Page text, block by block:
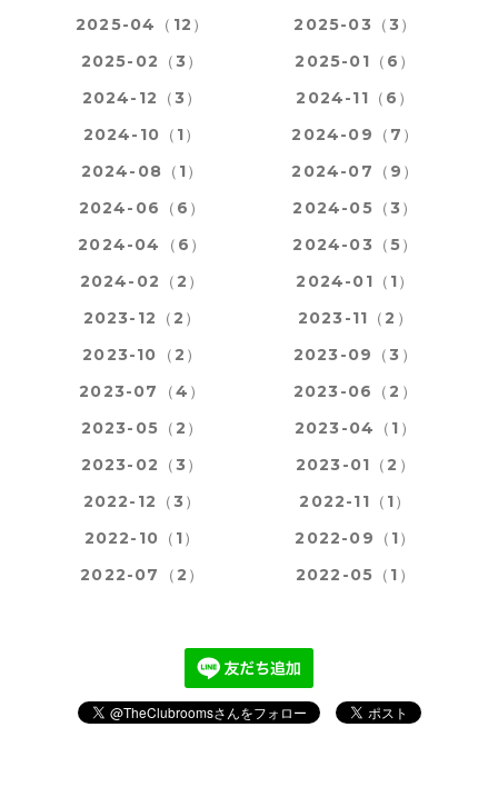
2025-04（12）
2025-03（3）
2025-02（3）
2025-01（6）
2024-12（3）
2024-11（6）
2024-10（1）
2024-09（7）
2024-08（1）
2024-07（9）
2024-06（6）
2024-05（3）
2024-04（6）
2024-03（5）
2024-02（2）
2024-01（1）
2023-12（2）
2023-11（2）
2023-10（2）
2023-09（3）
2023-07（4）
2023-06（2）
2023-05（2）
2023-04（1）
2023-02（3）
2023-01（2）
2022-12（3）
2022-11（1）
2022-10（1）
2022-09（1）
2022-07（2）
2022-05（1）